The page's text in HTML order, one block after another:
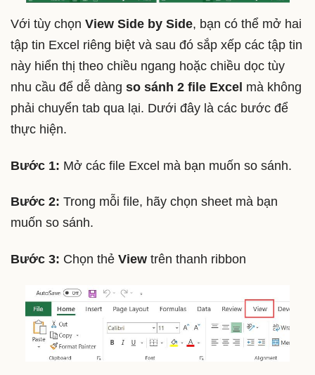
Với tùy chọn View Side by Side, bạn có thể mở hai
tập tin Excel riêng biệt và sau đó sắp xếp các tập tin
này hiển thị theo chiều ngang hoặc chiều dọc tùy
nhu cầu để dễ dàng so sánh 2 file Excel mà không
phải chuyển tab qua lại. Dưới đây là các bước để
thực hiện.
Bước 1: Mở các file Excel mà bạn muốn so sánh.
Bước 2: Trong mỗi file, hãy chọn sheet mà bạn
muốn so sánh.
Bước 3: Chọn thẻ View trên thanh ribbon